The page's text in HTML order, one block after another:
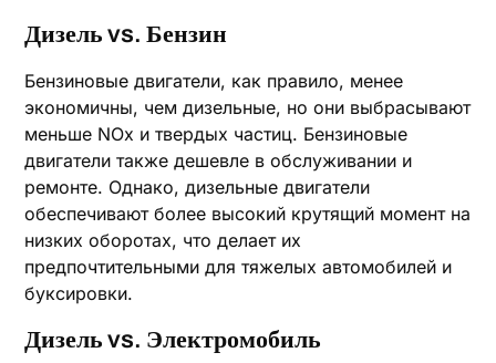
Дизель vs. Бензин
Бензиновые двигатели, как правило, менее
экономичны, чем дизельные, но они выбрасывают
меньше NOx и твердых частиц. Бензиновые
двигатели также дешевле в обслуживании и
ремонте. Однако, дизельные двигатели
обеспечивают более высокий крутящий момент на
низких оборотах, что делает их
предпочтительными для тяжелых автомобилей и
буксировки.
Дизель vs. Электромобиль